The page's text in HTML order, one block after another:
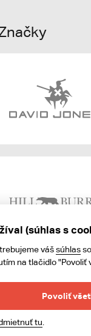
(súhlas s
vášsúhlas
na tlačidlo "Povoliť
Povoliť
tu